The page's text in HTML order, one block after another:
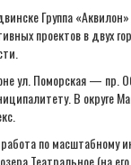
Группа
проектов в двух
ул. Поморская — пр.
В округе
по масштабному
Театральное (на